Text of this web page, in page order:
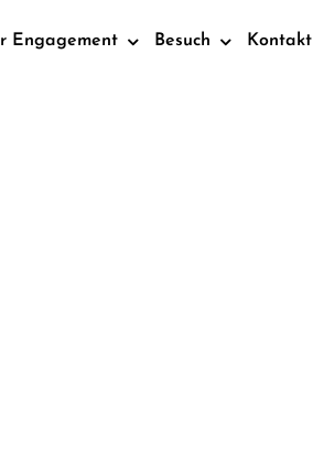
Engagement Besuch Kontakt